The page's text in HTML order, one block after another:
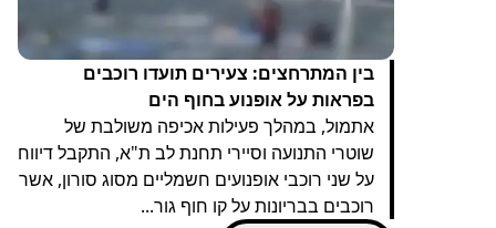
בין המתרחצים: צעירים תועדו רוכבים
בפראות על אופנוע בחוף הים
אתמול, במהלך פעילות אכיפה משולבת של
שוטרי התנועה וסיירי תחנת לב ת"א, התקבל דיווח
על שני רוכבי אופנועים חשמליים מסוג סורון, אשר
רוכבים בבריונות על קו חוף גור...